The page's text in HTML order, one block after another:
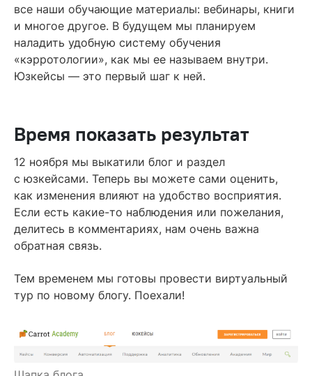
все наши обучающие материалы: вебинары, книги
и многое другое. В будущем мы планируем
наладить удобную систему обучения
«кэрротологии», как мы ее называем внутри.
Юзкейсы — это первый шаг к ней.
Время показать результат
12 ноября мы выкатили блог и раздел
с юзкейсами. Теперь вы можете сами оценить,
как изменения влияют на удобство восприятия.
Если есть какие-то наблюдения или пожелания,
делитесь в комментариях, нам очень важна
обратная связь.
Тем временем мы готовы провести виртуальный
тур по новому блогу. Поехали!